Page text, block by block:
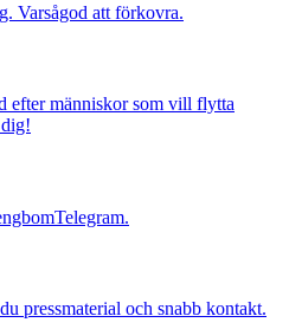
Varsågod att förkovra.
efter människor som vill flytta
pressmaterial och snabb kontakt.